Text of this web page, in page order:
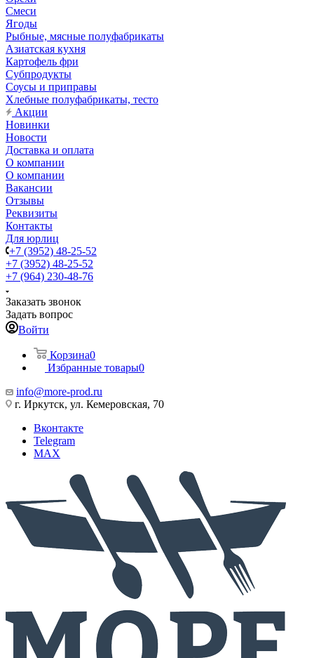
Смеси
Ягоды
Рыбные, мясные полуфабрикаты
Азиатская кухня
Картофель фри
Субпродукты
Соусы и приправы
Хлебные полуфабрикаты, тесто
Акции
Новинки
Новости
Доставка и оплата
О компании
О компании
Вакансии
Отзывы
Реквизиты
Контакты
Для юрлиц
+7 (3952) 48-25-52
+7 (3952) 48-25-52
+7 (964) 230-48-76
Заказать звонок
Задать вопрос
Войти
Корзина0
Избранные товары0
info@more-prod.ru
г. Иркутск, ул. Кемеровская, 70
Вконтакте
Telegram
MAX